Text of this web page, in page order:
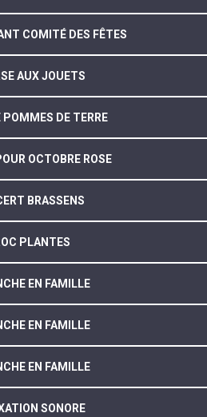
COMITÉ DES FÊTES
AUX JOUETS
POMMES DE TERRE
OCTOBRE ROSE
BRASSENS
PLANTES
EN FAMILLE
EN FAMILLE
EN FAMILLE
SONORE